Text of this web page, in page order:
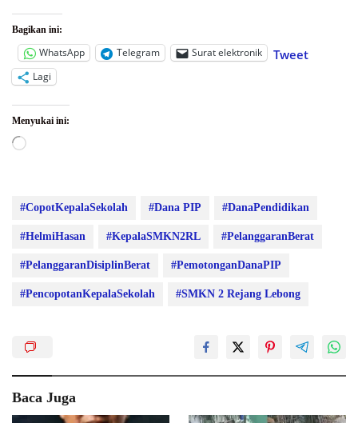
Bagikan ini:
WhatsApp Telegram Surat elektronik Tweet
Lagi
Menyukai ini:
Memuat...
#CopotKepalaSekolah #Dana PIP #DanaPendidikan
#HelmiHasan #KepalaSMKN2RL #PelanggaranBerat
#PelanggaranDisiplinBerat #PemotonganDanaPIP
#PencopotanKepalaSekolah #SMKN 2 Rejang Lebong
Baca Juga